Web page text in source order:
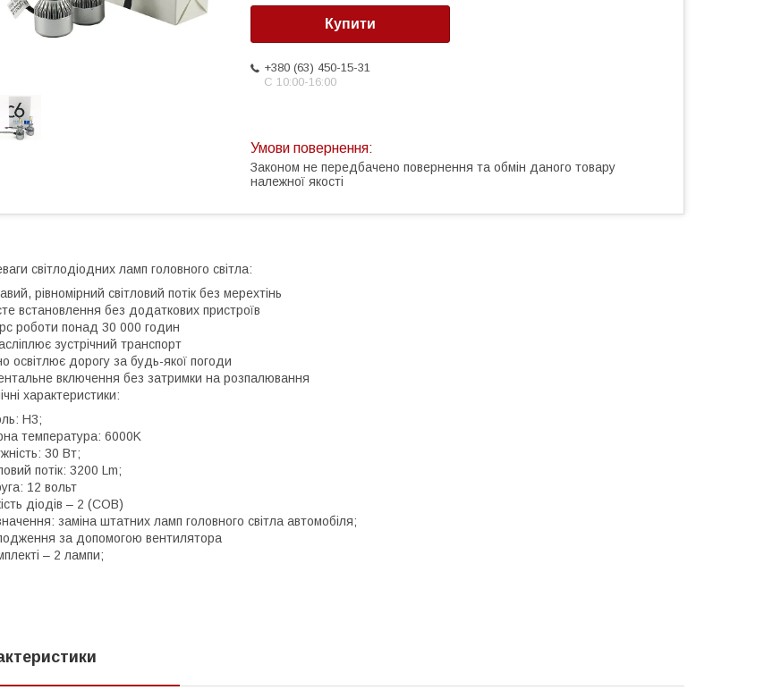
Купити
+380 (63) 450-15-31
С 10:00-16:00
Законом не передбачено повернення та обмін даного товару
належної якості
світлодіодних ламп головного світла:
рівномірний світловий потік без мерехтінь
встановлення без додаткових пристроїв
роботи понад 30 000 годин
зустрічний транспорт
освітлює дорогу за будь-якої погоди
включення без затримки на розпалювання
характеристики:
H3;
температура: 6000K
30 Вт;
потік: 3200 Lm;
12 вольт
діодів – 2 (COB)
заміна штатних ламп головного світла автомобіля;
за допомогою вентилятора
– 2 лампи;